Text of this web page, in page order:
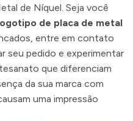
de Níquel. Seja você
de placa de metal
entre em contato
seu pedido e experimentar
que diferenciam
da sua marca com
uma impressão